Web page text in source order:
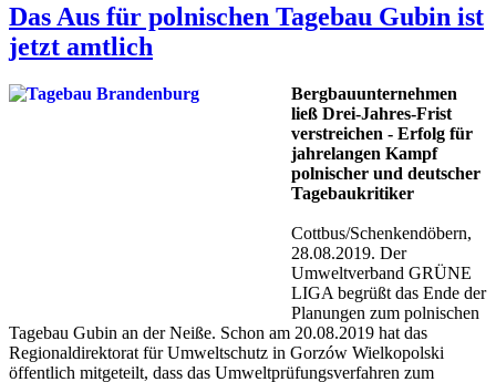
Das Aus für polnischen Tagebau Gubin ist
jetzt amtlich
Bergbauunternehmen
ließ Drei-Jahres-Frist
verstreichen - Erfolg für
jahrelangen Kampf
polnischer und deutscher
Tagebaukritiker
Cottbus/Schenkendöbern,
28.08.2019. Der
Umweltverband GRÜNE
LIGA begrüßt das Ende der
Planungen zum polnischen
Tagebau Gubin an der Neiße. Schon am 20.08.2019 hat das
Regionaldirektorat für Umweltschutz in Gorzów Wielkopolski
öffentlich mitgeteilt, dass das Umweltprüfungsverfahren zum